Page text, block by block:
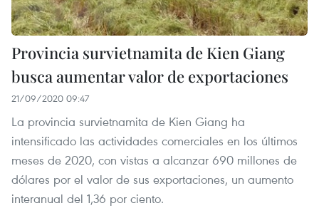
Provincia survietnamita de Kien Giang
busca aumentar valor de exportaciones
21/09/2020 09:47
La provincia survietnamita de Kien Giang ha
intensificado las actividades comerciales en los últimos
meses de 2020, con vistas a alcanzar 690 millones de
dólares por el valor de sus exportaciones, un aumento
interanual del 1,36 por ciento.